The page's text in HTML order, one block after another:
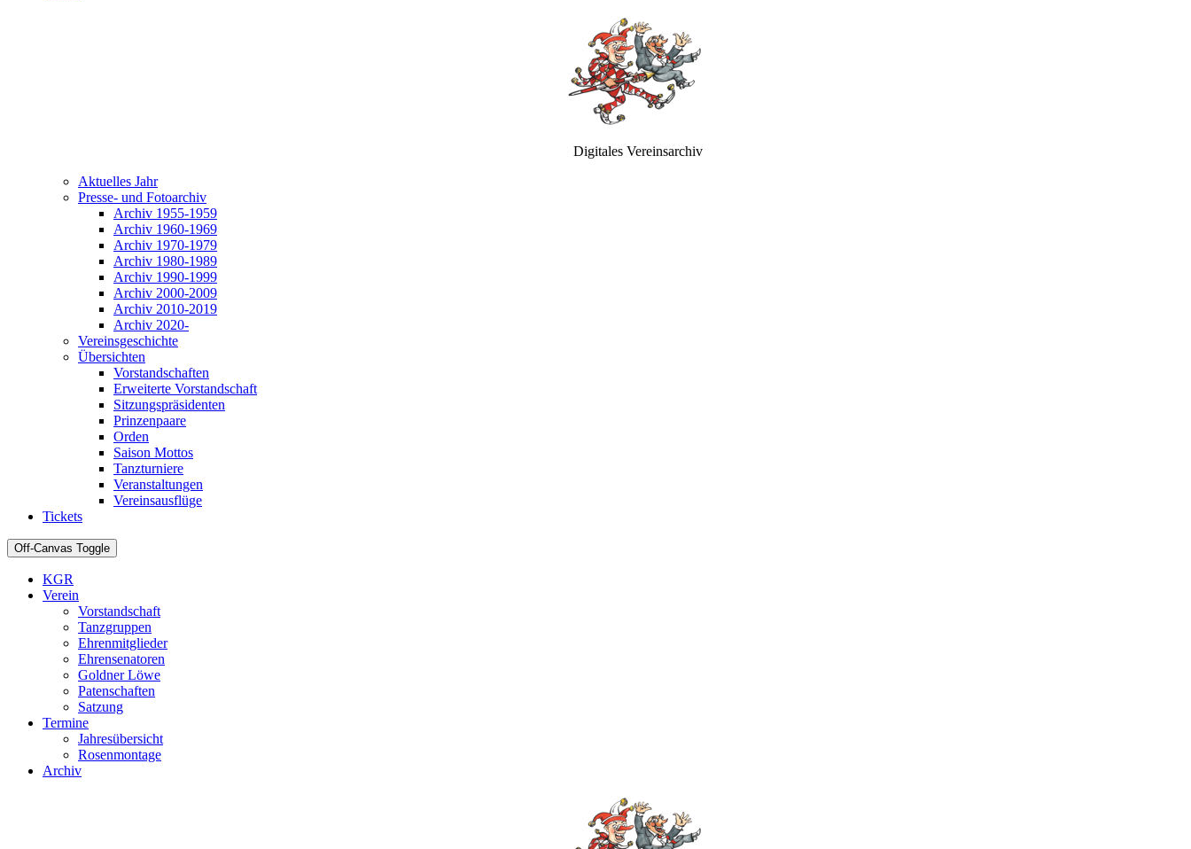
Digitales Vereinsarchiv
Aktuelles Jahr
Presse- und Fotoarchiv
Archiv 1955-1959
Archiv 1960-1969
Archiv 1970-1979
Archiv 1980-1989
Archiv 1990-1999
Archiv 2000-2009
Archiv 2010-2019
Archiv 2020-
Vereinsgeschichte
Übersichten
Vorstandschaften
Erweiterte Vorstandschaft
Sitzungspräsidenten
Prinzenpaare
Orden
Saison Mottos
Tanzturniere
Veranstaltungen
Vereinsausflüge
Tickets
Off-Canvas Toggle
KGR
Verein
Vorstandschaft
Tanzgruppen
Ehrenmitglieder
Ehrensenatoren
Goldner Löwe
Patenschaften
Satzung
Termine
Jahresübersicht
Rosenmontage
Archiv